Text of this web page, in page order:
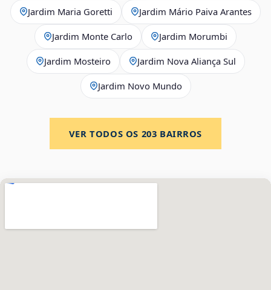
Jardim Maria Goretti Jardim Mário Paiva Arantes
Jardim Monte Carlo Jardim Morumbi
Jardim Mosteiro Jardim Nova Aliança Sul
Jardim Novo Mundo
VER TODOS OS 203 BAIRROS